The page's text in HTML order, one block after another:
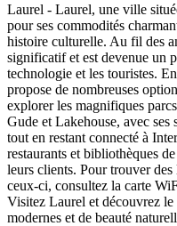
Laurel - Laurel, une ville
pour ses commodités
histoire culturelle. Au fil des
significatif et est devenue un
technologie et les touristes.
propose de nombreuses
explorer les magnifiques
Gude et Lakehouse, avec ses
tout en restant connecté à
restaurants et bibliothèques
leurs clients. Pour trouver
ceux-ci, consultez la carte
Visitez Laurel et découvrez
modernes et de beauté